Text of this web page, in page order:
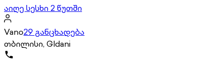
აიღე სესხი 2 წუთში
Vano29 განცხადება
თბილისი, Gldani